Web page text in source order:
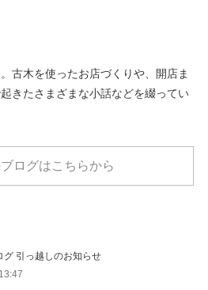
古木を使ったお店づくりや、開店ま
きたさまざまな小話などを綴ってい
ログはこちらから
グ 引っ越しのお知らせ